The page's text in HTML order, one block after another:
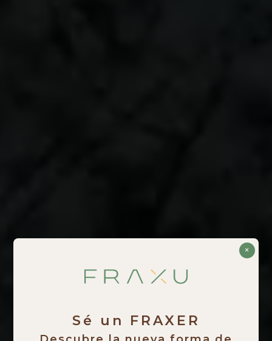
×
Sé un FRAXER